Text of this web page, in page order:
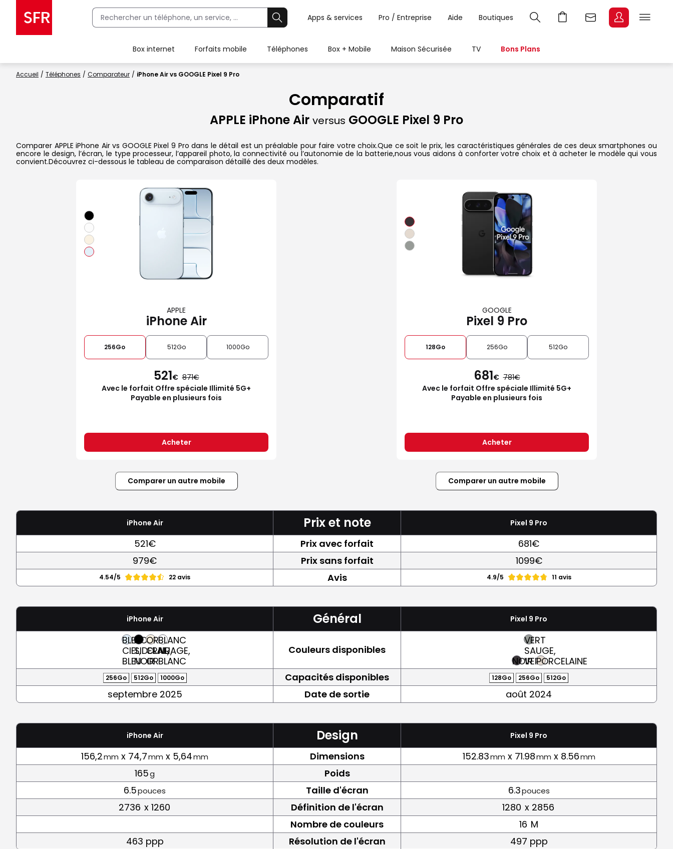
Apps & services Pro / Entreprise Aide Boutiques
Box internet Forfaits mobile Téléphones Box + Mobile Maison Sécurisée TV Bons Plans
Accueil Téléphones Comparateur iPhone Air vs GOOGLE Pixel 9 Pro
Comparatif
APPLE iPhone Air versus GOOGLE Pixel 9 Pro
Comparer APPLE iPhone Air vs GOOGLE Pixel 9 Pro dans le détail est un préalable pour faire votre choix.Que ce soit le prix, les caractéristiques générales de ces deux smartphones ou
encore le design, l’écran, le type processeur, l’appareil photo, la connectivité ou l’autonomie de la batterie,nous vous aidons à conforter votre choix et à acheter le modèle qui vous
convient.Découvrez ci-dessous le tableau de comparaison détaillé des deux modèles.
APPLE
iPhone Air
256Go 512Go 1000Go
521€ 871
Avec le forfait Offre spéciale Illimité 5G+
Payable en plusieurs fois
Acheter
GOOGLE
Pixel 9 Pro
128Go 256Go 512Go
681€ 781
Avec le forfait Offre spéciale Illimité 5G+
Payable en plusieurs fois
Acheter
Comparer un autre mobile Comparer un autre mobile
iPhone Air Prix et note Pixel 9 Pro
521€ Prix avec forfait
681€
979€
Prix sans forfait 1099€
4.54/5 22 avis Avis 4.9/5 11 avis
iPhone Air Général Pixel 9 Pro
BLEU
CIEL,
BLEU
NOIR
SIDERAL,
NOIR
OR
CLAIR,
OR
BLANC
NUAGE,
BLANC
Couleurs disponibles
NOIR
VERT
SAUGE,
VERTPORCELAINE
256Go 512Go 1000Go Capacités disponibles 128Go 256Go 512Go
septembre 2025 Date de sortie août 2024
iPhone Air Design Pixel 9 Pro
156,2mm x 74,7mm x 5,64mm Dimensions 152.83mm x 71.98mm x 8.56mm
165g
Poids
6.5pouces Taille d'écran 6.3pouces
2736 x 1260 Définition de l'écran 1280 x 2856
Nombre de couleurs
16 M
463 ppp
Résolution de l'écran 497 ppp